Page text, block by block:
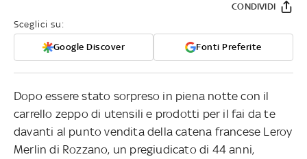
Sceglici su:
Google Discover Fonti Preferite
CONDIVIDI
Dopo essere stato sorpreso in piena notte con il
carrello zeppo di utensili e prodotti per il fai da te
davanti al punto vendita della catena francese Leroy
Merlin di Rozzano, un pregiudicato di 44 anni,